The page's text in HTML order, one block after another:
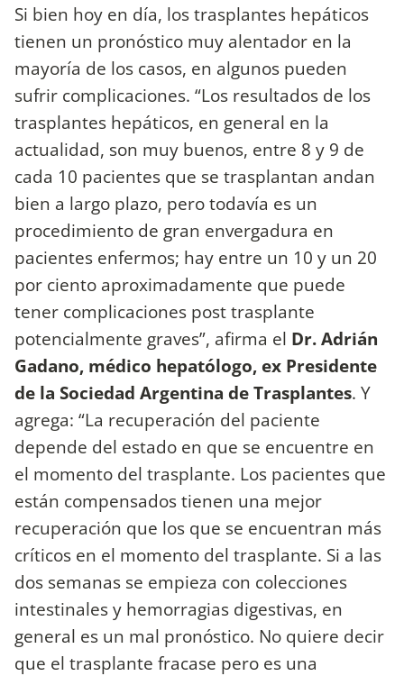
Si bien hoy en día, los trasplantes hepáticos
tienen un pronóstico muy alentador en la
mayoría de los casos, en algunos pueden
sufrir complicaciones. “Los resultados de los
trasplantes hepáticos, en general en la
actualidad, son muy buenos, entre 8 y 9 de
cada 10 pacientes que se trasplantan andan
bien a largo plazo, pero todavía es un
procedimiento de gran envergadura en
pacientes enfermos; hay entre un 10 y un 20
por ciento aproximadamente que puede
tener complicaciones post trasplante
potencialmente graves”, afirma el Dr. Adrián
Gadano, médico hepatólogo, ex Presidente
de la Sociedad Argentina de Trasplantes. Y
agrega: “La recuperación del paciente
depende del estado en que se encuentre en
el momento del trasplante. Los pacientes que
están compensados tienen una mejor
recuperación que los que se encuentran más
críticos en el momento del trasplante. Si a las
dos semanas se empieza con colecciones
intestinales y hemorragias digestivas, en
general es un mal pronóstico. No quiere decir
que el trasplante fracase pero es una